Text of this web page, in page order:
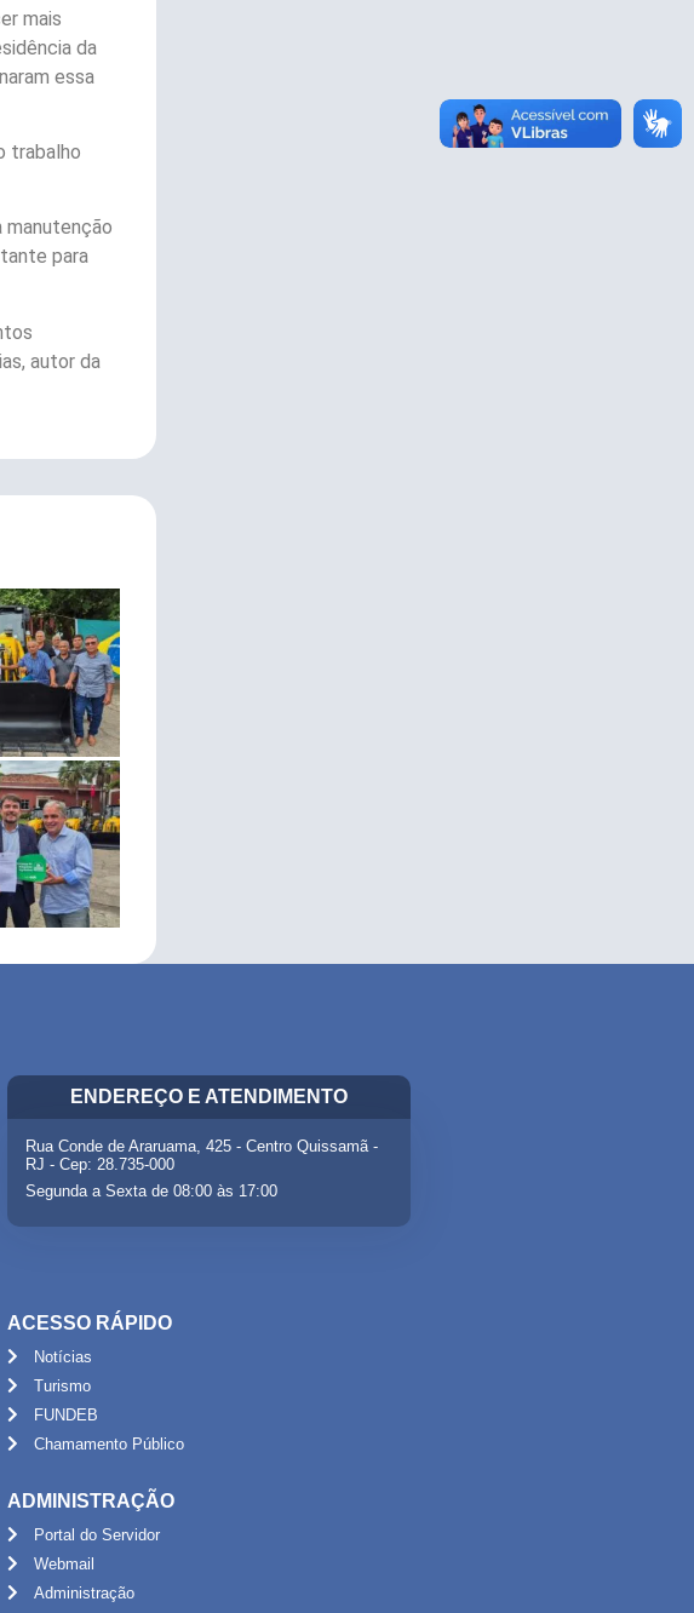
mais
da
essa
trabalho
manutenção
para
autor da
ENDEREÇO E ATENDIMENTO
Rua Conde de Araruama, 425 - Centro Quissamã -
RJ - Cep: 28.735-000
Segunda a Sexta de 08:00 às 17:00
ACESSO RÁPIDO
Notícias
Turismo
FUNDEB
Chamamento Público
ADMINISTRAÇÃO
Portal do Servidor
Webmail
Administração